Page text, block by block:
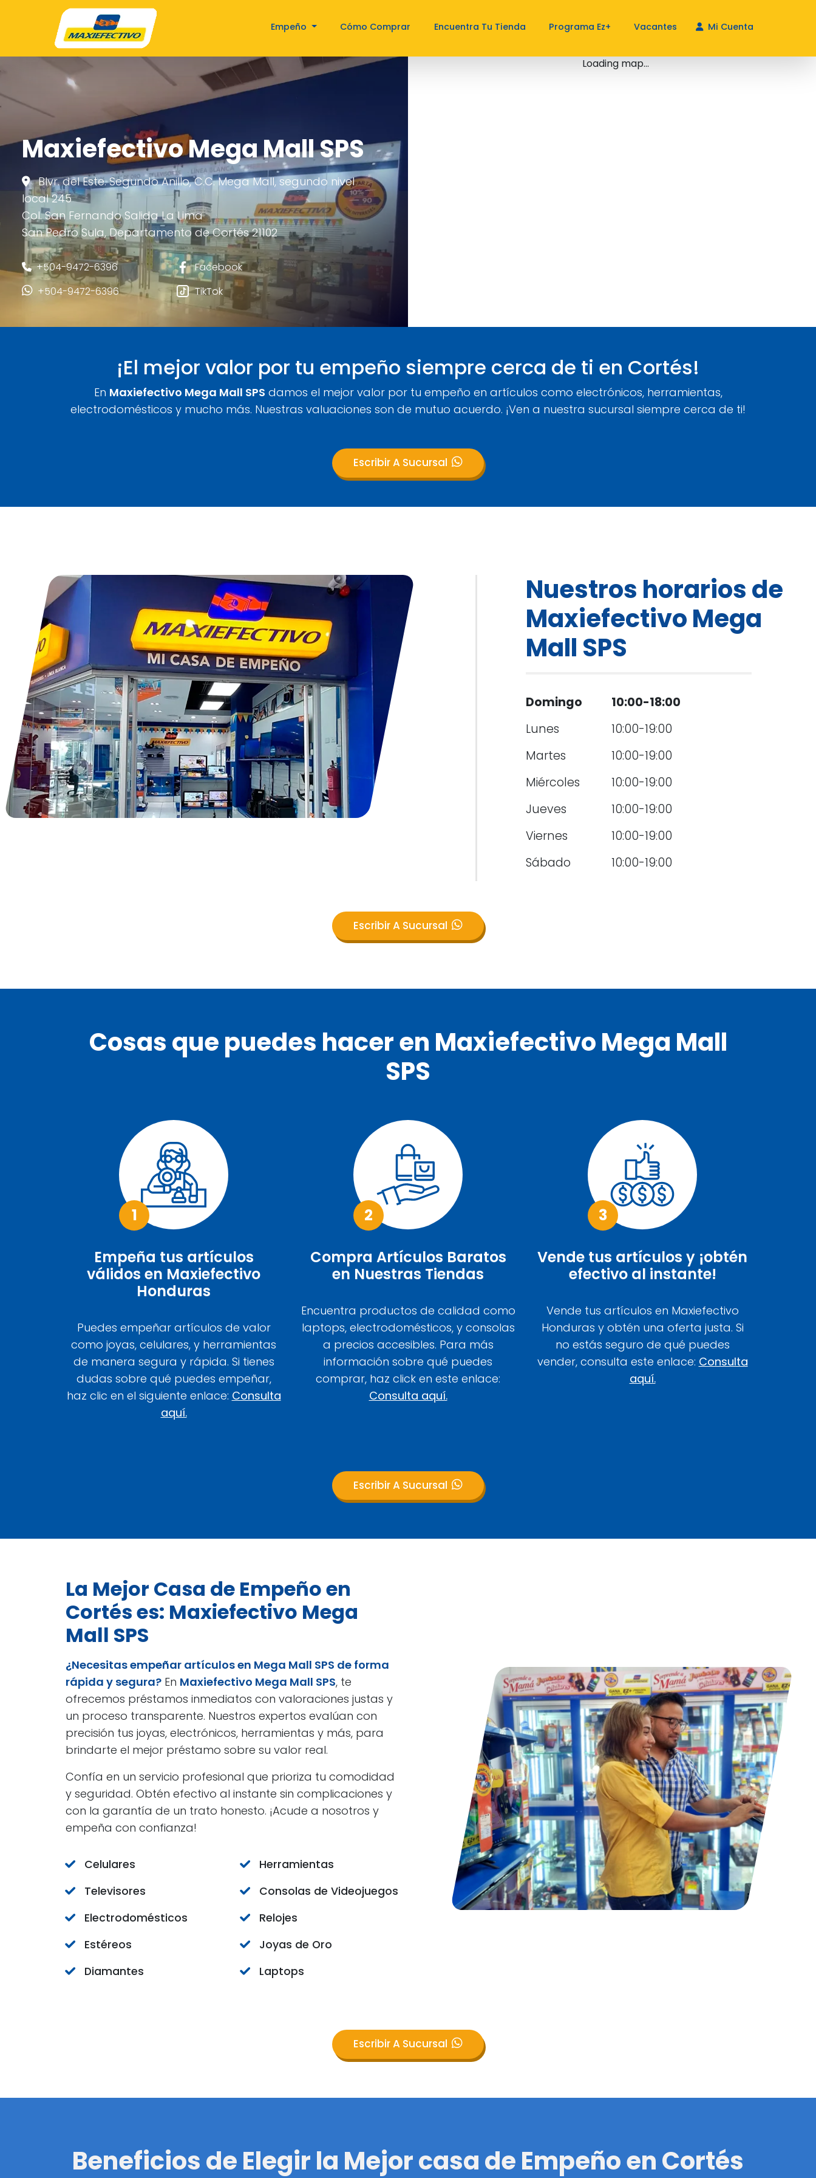
Empeño Cómo Comprar Encuentra Tu Tienda Programa Ez+ Vacantes Mi Cuenta
Maxiefectivo Mega Mall SPS
Blvr. del Este. Segundo Anillo, C.C. Mega Mall, segundo nivel
local 245
Col. San Fernando Salida La Lima
San Pedro Sula, Departamento de Cortés 21102
+504-9472-6396
+504-9472-6396
Facebook
TikTok
Loading map...
¡El mejor valor por tu empeño siempre cerca de ti en Cortés!
En Maxiefectivo Mega Mall SPS damos el mejor valor por tu empeño en artículos como electrónicos, herramientas,
electrodomésticos y mucho más. Nuestras valuaciones son de mutuo acuerdo. ¡Ven a nuestra sucursal siempre cerca de ti!
Escribir A Sucursal
Nuestros horarios de
Maxiefectivo Mega
Mall SPS
Domingo
10:00-18:00
Lunes
10:00-19:00
Martes
10:00-19:00
Miércoles
10:00-19:00
Jueves
10:00-19:00
Viernes
10:00-19:00
Sábado
10:00-19:00
Escribir A Sucursal
Cosas que puedes hacer en Maxiefectivo Mega Mall
SPS
1
Empeña tus artículos
válidos en Maxiefectivo
Honduras
Puedes empeñar artículos de valor
como joyas, celulares, y herramientas
de manera segura y rápida. Si tienes
dudas sobre qué puedes empeñar,
haz clic en el siguiente enlace: Consulta
aquí.
2
Compra Artículos Baratos
en Nuestras Tiendas
Encuentra productos de calidad como
laptops, electrodomésticos, y consolas
a precios accesibles. Para más
información sobre qué puedes
comprar, haz click en este enlace:
Consulta aquí.
3
Vende tus artículos y ¡obtén
efectivo al instante!
Vende tus artículos en Maxiefectivo
Honduras y obtén una oferta justa. Si
no estás seguro de qué puedes
vender, consulta este enlace: Consulta
aquí.
Escribir A Sucursal
La Mejor Casa de Empeño en
Cortés es: Maxiefectivo Mega
Mall SPS
¿Necesitas empeñar artículos en Mega Mall SPS de forma
rápida y segura? En Maxiefectivo Mega Mall SPS, te
ofrecemos préstamos inmediatos con valoraciones justas y
un proceso transparente. Nuestros expertos evalúan con
precisión tus joyas, electrónicos, herramientas y más, para
brindarte el mejor préstamo sobre su valor real.
Confía en un servicio profesional que prioriza tu comodidad
y seguridad. Obtén efectivo al instante sin complicaciones y
con la garantía de un trato honesto. ¡Acude a nosotros y
empeña con confianza!
Celulares
Televisores
Electrodomésticos
Estéreos
Diamantes
Herramientas
Consolas de Videojuegos
Relojes
Joyas de Oro
Laptops
Escribir A Sucursal
Beneficios de Elegir la Mejor casa de Empeño en Cortés